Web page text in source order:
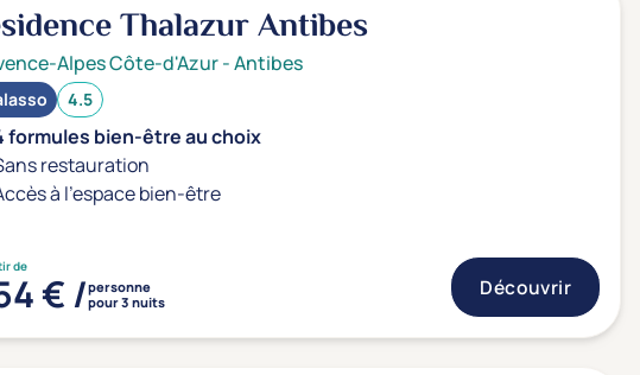
Thalazur Antibes
Alpes Côte-d'Azur-Antibes
4.5
formules bien-être au choix
restauration
à l'espace bien-être
de
€ /personne
pour 3 nuits
Découvrir